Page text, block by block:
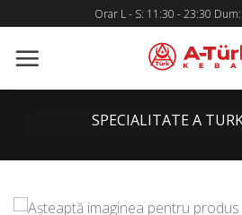
to
content
Orar L - S: 11:30 - 23:30
SPECIALITATE A